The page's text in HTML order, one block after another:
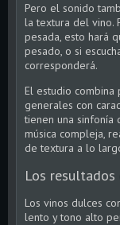
Pero el sonido
la textura del vino.
pesada, esto hará
pesado, o si
corresponderá.
El estudio combina
generales con
tienen una sinfonía
música compleja,
de textura a lo
Los
Los vinos dulces
lento y tono alto